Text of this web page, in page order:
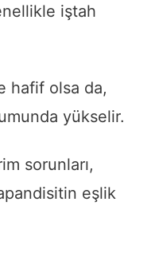
iştah
hafif olsa da,
yükselir.
sorunları,
eşlik